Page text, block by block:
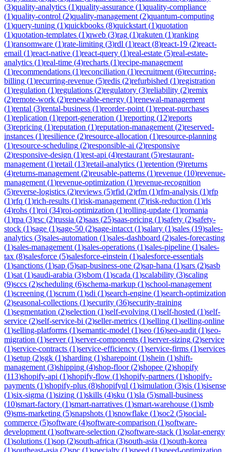
(3)quality-analytics (1)quality-assurance (1)quality-compliance
(1)quality-control (2)quality-management (2)quantum-computing
(1)query-tuning (1)quickbooks (8)quickstart (1)quotation
(1)quotation-templates (1)qweb (3)rag (1)rakuten (1)ranking
(1)ransomware (1)rate-limiting (3)rdl (1)react (8)react-19 (2)react-
email (1)react-native (1)react-query (1)real-estate (5)real-estate-
analytics (1)real-time (4)recharts (1)recipe-management
(1)recommendations (1)reconciliation (1)recruitment (6)recurring-
billing (1)recurring-revenue (5)redis (2)refurbished (1)registration
(1)regulation (1)regulations (2)regulatory (3)reliability (2)remix
(2)remote-work (2)renewable-energy (1)renewal-management
(1)rental (3)rental-business (1)reorder-point (1)repeat-purchases
(1)replication (1)report-generation (1)reporting (12)reports
(3)repricing (1)reputation (1)reputation-management (2)reserved-
instances (1)resilience (2)resource-allocation (1)resource-planning
(1)resource-scheduling (2)responsible-ai (2)responsive
(2)responsive-design (1)rest-api (4)restaurant (5)restaurant-
management (1)retail (13)retail-analytics (1)retention (9)returns
(4)returns-management (2)reusable-patterns (1)revenue (10)revenue-
management (1)revenue-optimization (1)revenue-recognition
(5)reverse-logistics (2)reviews (5)rfid (2)rfm (1)rfm-analysis (1)rfp
(1)rfq (1)rich-results (1)risk-management (7)risk-reduction (1)rls
(4)rohs (1)roi (34)roi-optimization (1)rolling-update (1)romania
(1)rpa (3)rsc (2)russia (2)saas (25)saas-pricing (1)safety (2)safety-
stock (1)sage (1)sage-50 (2)sage-intacct (1)salary (1)sales (19)sales-
analytics (3)sales-automation (1)sales-dashboard (2)sales-forecasting
(1)sales-management (1)sales-operations (1)sales-pipeline (1)sales-
tax (8)salesforce (5)salesforce-einstein (1)salesforce-essentials
(1)sanctions (1)sap (5)sap-business-one (2)sap-hana (1)sars (2)sasb
(1)sat (1)saudi-arabia (3)sbom (1)scada (1)scalability (3)scaling
(9)sccs (2)scheduling (6)schema-markup (1)school-management
(1)screening (1)scrum (1)sdi (1)search-engine (1)search-optimization
(2)seasonal-collections (1)security (36)security-training
(1)segmentation (2)selection (1)self-evolving (1)self-hosted (1)self-
service (2)self-service-bi (2)seller-metrics (1)selling (1)selling-online
(1)selling-platforms (1)semantic-model (1)seo (16)seo-audit (1)seo-
migration (1)server(1)server-components (1)server-sizing (2)service
(1)service-contracts (1)service-efficiency (1)service-firms (1)services
(1)setup (2)sgk (1)sharding (1)sharepoint (1)shein (1)shift-
management (3)shipping (4)shop-floor(2)shopee (2)shopify
(113)shopify-api (1)shopify-flow (1)shopify-partners (1)shopify-
payments (1)shopify-plus (8)shopifyql (1)simulation (3)sis (1)sisense
(1)six-sigma (1)sizing (1)skills (4)sku (1)sla (5)small-business
(10)smart-factory (1)smart-narratives (1)smart-warehouse (1)smb
(9)sms-marketing (5)snapshots (1)snowflake (1)soc2 (5)social-
commerce (5)software (4)software-comparison (1)software-
development (1)software-selection (2)software-stack (1)solar-energy
(1)solutions (1)sop (2)south-africa (3)south-asia (1)south-korea
(1)southeast-asia (2)spc (1)specialty (1)speed (1)speed-optimization